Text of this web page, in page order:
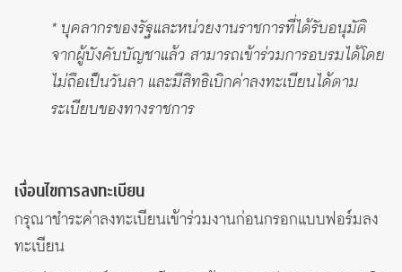
* บุคลากรของรัฐและหน่วยงานราชการที่ได้รับอนุมัติ
จากผู้บังคับบัญชาแล้ว สามารถเข้าร่วมการอบรมได้โดย
ไม่ถือเป็นวันลา และมีสิทธิเบิกค่าลงทะเบียนได้ตาม
ระเบียบของทางราชการ
เงื่อนไขการลงทะเบียน
กรุณาชำระค่าลงทะเบียนเข้าร่วมงานก่อนกรอกแบบฟอร์มลง
ทะเบียน